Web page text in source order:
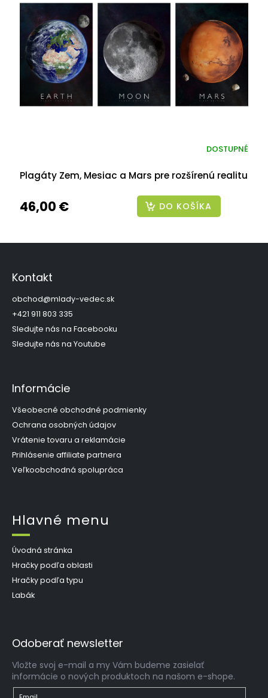
Plagáty Zem, Mesiac a Mars pre rozšírenú realitu
DOSTUPNÉ
46,00 € DO KOŠÍKA
Kontakt
obchod@mlady-vedec.sk
+421 911 803 335
Sledujte nás na Facebooku
Sledujte nás na Youtube
Informácie
Všeobecné obchodné podmienky
Ochrana osobných údajov
Vrátenie tovaru a reklamácie
Prihlásenie affiliate partnera
Veľkoobchodná spolupráca
Hlavné menu
Úvodná stránka
Hračky podľa oblasti
Hračky podľa typu
Labák
Odoberať newsletter
Vložte svoj e-mail a my Vám budeme zasielať
informácie o nových produktoch na našom e-shope.